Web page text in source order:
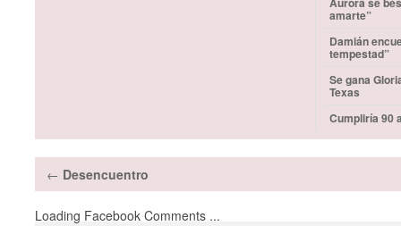
amarte”
Damián
tempestad”
Se gana
Texas
Cumpliría 90
← Desencuentro
Loading Facebook Comments ...